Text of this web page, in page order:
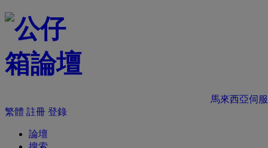
馬來西亞伺
繁體 註冊 登錄
論壇